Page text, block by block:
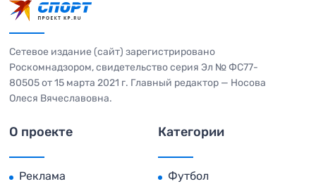
Сетевое издание (сайт) зарегистрировано
Роскомнадзором, свидетельство серия Эл № ФС77-
80505 от 15 марта 2021 г. Главный редактор — Носова
Олеся Вячеславовна.
О проекте
Реклама
Категории
Футбол